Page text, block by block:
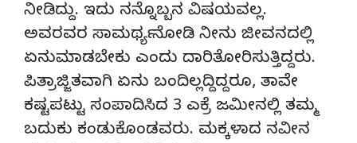
ನೀಡಿದ್ದು. ಇದು ನನ್ನೊಬ್ಬನ ವಿಷಯವಲ್ಲ.
ಅವರವರ ಸಾಮರ್ಥ್ಯ ನೋಡಿ ನೀನು ಜೀವನದಲ್ಲಿ
ಏನುಮಾಡಬೇಕು ಎಂದು ದಾರಿತೋರಿಸುತ್ತಿದ್ದರು.
ಪಿತ್ರಾಜ್ಜಿತವಾಗಿ ಏನು ಬಂದಿಲ್ಲದ್ದಿದ್ದರೂ, ತಾವೇ
ಕಷ್ಟಪಟ್ಟು ಸಂಪಾದಿಸಿದ 3 ಎಕ್ರೆ ಜಮೀನಲ್ಲಿ ತಮ್ಮ
ಬದುಕು ಕಂಡುಕೊಂಡವರು. ಮಕ್ಕಳಾದ ನವೀನ